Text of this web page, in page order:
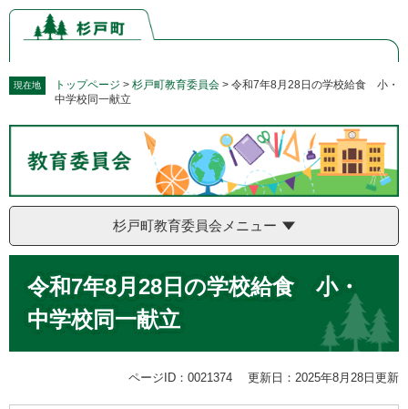
ペ
の
で
メ
ー
ば
文
現在地 トップページ > 杉戸町教育委員会 > 令和7年8月28日の学校給食 小・
中学校同一献立
杉戸町教育委員会メニュー
令和7年8月28日の学校給食 小・
中学校同一献立
ページID：0021374 更新日：2025年8月28日更新